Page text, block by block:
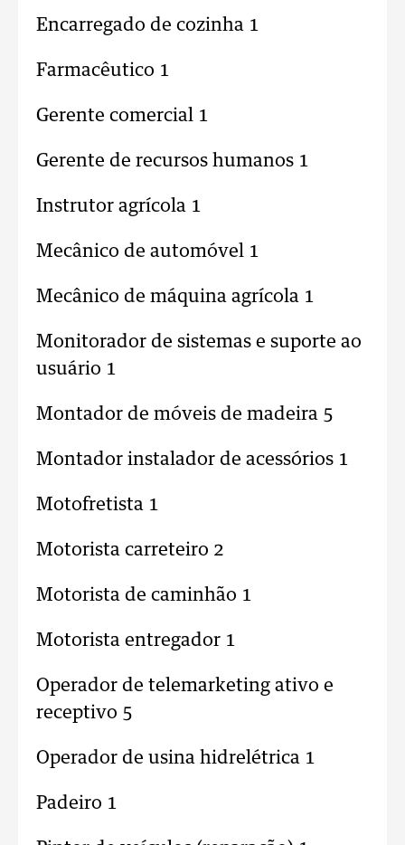
Encarregado de cozinha 1
Farmacêutico 1
Gerente comercial 1
Gerente de recursos humanos 1
Instrutor agrícola 1
Mecânico de automóvel 1
Mecânico de máquina agrícola 1
Monitorador de sistemas e suporte ao
usuário 1
Montador de móveis de madeira 5
Montador instalador de acessórios 1
Motofretista 1
Motorista carreteiro 2
Motorista de caminhão 1
Motorista entregador 1
Operador de telemarketing ativo e
receptivo 5
Operador de usina hidrelétrica 1
Padeiro 1